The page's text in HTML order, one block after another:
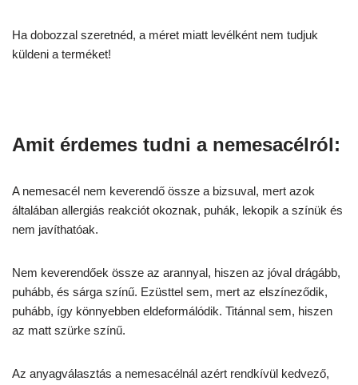
Ha dobozzal szeretnéd, a méret miatt levélként nem tudjuk
küldeni a terméket!
Amit érdemes tudni a nemesacélról:
A nemesacél nem keverendő össze a bizsuval, mert azok
általában allergiás reakciót okoznak, puhák, lekopik a színük és
nem javíthatóak.
Nem keverendőek össze az arannyal, hiszen az jóval drágább,
puhább, és sárga színű. Ezüsttel sem, mert az elszíneződik,
puhább, így könnyebben eldeformálódik. Titánnal sem, hiszen
az matt szürke színű.
Az anyagválasztás a nemesacélnál azért rendkívül kedvező,